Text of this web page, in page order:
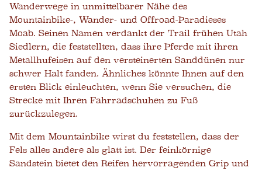
Wanderwege in unmittelbarer Nähe des
Mountainbike-, Wander- und Offroad-Paradieses
Moab. Seinen Namen verdankt der Trail frühen Utah
Siedlern, die feststellten, dass ihre Pferde mit ihren
Metallhufeisen auf den versteinerten Sanddünen nur
schwer Halt fanden. Ähnliches könnte Ihnen auf den
ersten Blick einleuchten, wenn Sie versuchen, die
Strecke mit Ihren Fahrradschuhen zu Fuß
zurückzulegen.
Mit dem Mountainbike wirst du feststellen, dass der
Fels alles andere als glatt ist. Der feinkörnige
Sandstein bietet den Reifen hervorragenden Grip und